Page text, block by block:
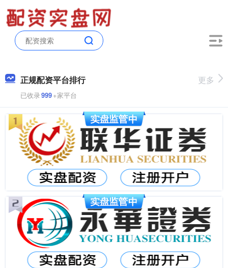
正规配资平台排行
已收录999+家平台
更多